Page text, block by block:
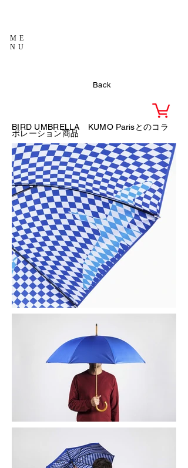
ME
NU
Back
BIRD UMBRELLA KUMO Parisとのコラ
ボレーション商品